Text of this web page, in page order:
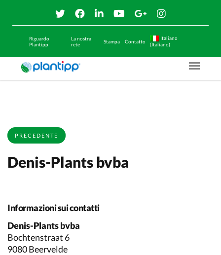
Riguardo
Plantipp
La nostra
rete
Stampa Contatto
Italiano
(Italiano)
Menu
PRECEDENTE
Denis-Plants bvba
Informazioni sui contatti
Denis-Plants bvba
Bochtenstraat 6
9080 Beervelde